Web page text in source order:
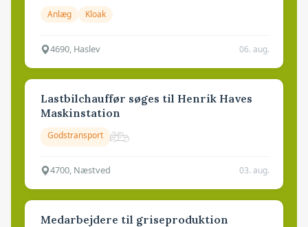
Anlæg Kloak
4690, Haslev 06. aug.
Lastbilchauffør søges til Henrik Haves
Maskinstation
Godstransport
4700, Næstved 03. aug.
Medarbejdere til griseproduktion